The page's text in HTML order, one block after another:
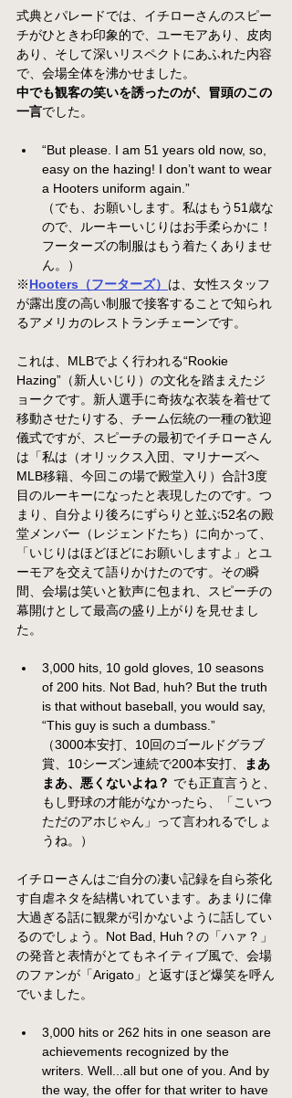
式典とパレードでは、イチローさんのスピー
チがひときわ印象的で、ユーモアあり、皮肉
あり、そして深いリスペクトにあふれた内容
で、会場全体を沸かせました。
中でも観客の笑いを誘ったのが、冒頭のこの
一言でした。
“But please. I am 51 years old now, so,
easy on the hazing! I don’t want to wear
a Hooters uniform again.”
（でも、お願いします。私はもう51歳な
ので、ルーキーいじりはお手柔らかに！
フーターズの制服はもう着たくありませ
ん。）
※Hooters（フーターズ） は、女性スタッフ
が露出度の高い制服で接客することで知られ
るアメリカのレストランチェーンです。
これは、MLBでよく行われる“Rookie
Hazing”（新人いじり）の文化を踏まえたジ
ョークです。新人選手に奇抜な衣装を着せて
移動させたりする、チーム伝統の一種の歓迎
儀式ですが、スピーチの最初でイチローさん
は「私は（オリックス入団、マリナーズへ
MLB移籍、今回この場で殿堂入り）合計3度
目のルーキーになったと表現したのです。つ
まり、自分より後ろにずらりと並ぶ52名の殿
堂メンバー（レジェンドたち）に向かって、
「いじりはほどほどにお願いしますよ」とユ
ーモアを交えて語りかけたのです。その瞬
間、会場は笑いと歓声に包まれ、スピーチの
幕開けとして最高の盛り上がりを見せまし
た。
3,000 hits, 10 gold gloves, 10 seasons
of 200 hits. Not Bad, huh? But the truth
is that without baseball, you would say,
“This guy is such a dumbass.”
（3000本安打、10回のゴールドグラブ
賞、10シーズン連続で200本安打、
まあ
まあ、悪くないよね？ でも正直言うと、
もし野球の才能がなかったら、「こいつ
ただのアホじゃん」って言われるでしょ
うね。）
イチローさんはご自分の凄い記録を自ら茶化
す自虐ネタを結構いれています。あまりに偉
大過ぎる話に観衆が引かないように話してい
るのでしょう。Not Bad, Huh？の「ハァ？」
の発音と表情がとてもネイティブ風で、会場
のファンが「Arigato」と返すほど爆笑を呼ん
でいました。
3,000 hits or 262 hits in one season are
achievements recognized by the
writers. Well...all but one of you. And by
the way, the offer for that writer to have